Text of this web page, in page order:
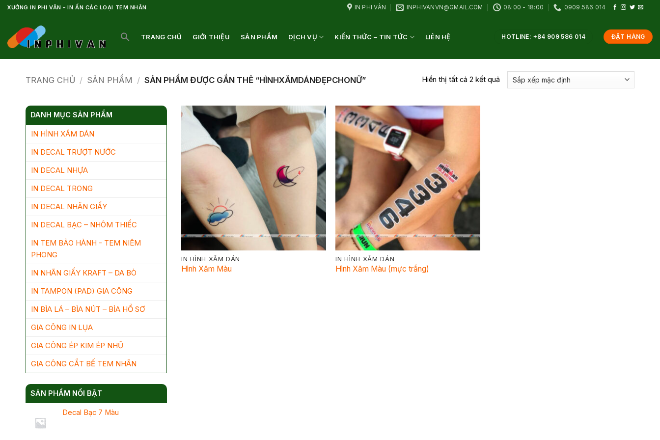
Bỏ
dung
XƯỞNG IN PHI VÂN – IN ẤN CÁC LOẠI TEM NHÃN IN PHI VÂN INPHIVANVN@GMAIL.COM 08:00 - 18:00 0909.586.014
TRANG CHỦ GIỚI THIỆU SẢN PHẨM DỊCH VỤ KIẾN THỨC – TIN TỨC LIÊN HỆ HOTLINE: +84 909 586 014 ĐẶT HÀNG
TRANG CHỦ / SẢN PHẨM / SẢN PHẨM ĐƯỢC GẮN THẺ “HÌNHXĂMDÁNĐẸPCHONỮ” Hiển thị tất cả 2 kết quả
DANH MỤC SẢN PHẨM
IN HÌNH XĂM DÁN
IN DECAL TRƯỢT NƯỚC
IN DECAL NHỰA
IN DECAL TRONG
IN DECAL NHÃN GIẤY
IN DECAL BẠC – NHÔM THIẾC
IN TEM BẢO HÀNH - TEM NIÊM
PHONG
IN NHÃN GIẤY KRAFT – DA BÒ
IN TAMPON (PAD) GIA CÔNG
IN BÌA LÁ – BÌA NÚT – BÌA HỒ SƠ
GIA CÔNG IN LỤA
GIA CÔNG ÉP KIM ÉP NHŨ
GIA CÔNG CẮT BẾ TEM NHÃN
SẢN PHẨM NỔI BẬT
Decal Bạc 7 Màu
IN HÌNH XĂM DÁN
Hình Xăm Màu
IN HÌNH XĂM DÁN
Hình Xăm Màu (mực trắng)